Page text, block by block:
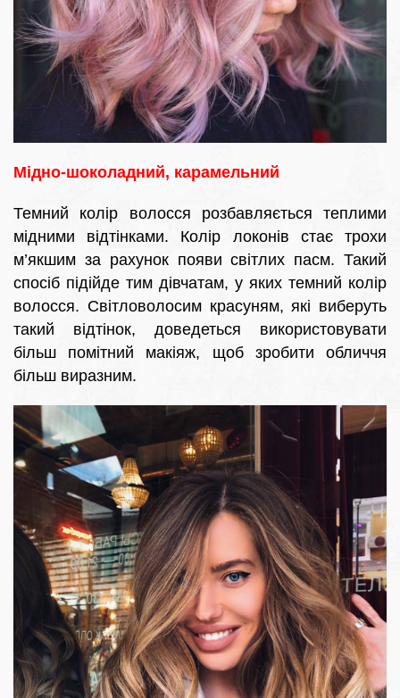
Мідно-шоколадний, карамельний
Темний колір волосся розбавляється теплими
мідними відтінками. Колір локонів стає трохи
м’якшим за рахунок появи світлих пасм. Такий
спосіб підійде тим дівчатам, у яких темний колір
волосся. Світловолосим красуням, які виберуть
такий відтінок, доведеться використовувати
більш помітний макіяж, щоб зробити обличчя
більш виразним.